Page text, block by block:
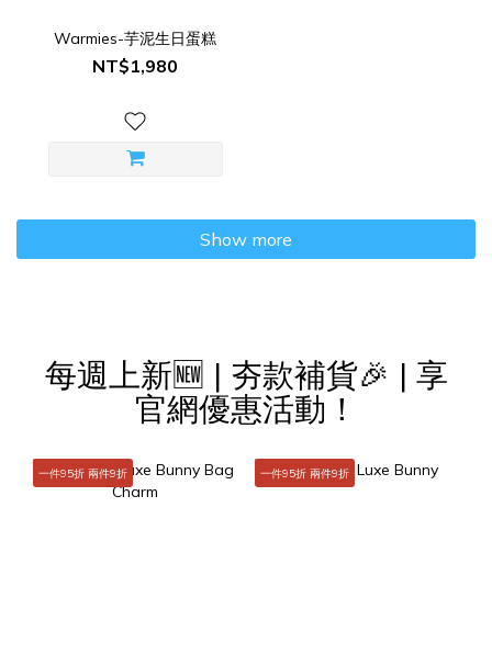
Warmies-芋泥生日蛋糕
NT$1,980
Show more
每週上新🆕 | 夯款補貨🎉 | 享
官網優惠活動！
一件95折 兩件9折 一件95折 兩件9折